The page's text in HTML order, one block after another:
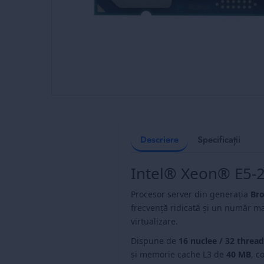
Descriere Specificații
Intel® Xeon® E5-
Procesor server din generația
frecvență ridicată și un număr
virtualizare.
Dispune de 16 nuclee / 32
și memorie cache L3 de 40 MB,